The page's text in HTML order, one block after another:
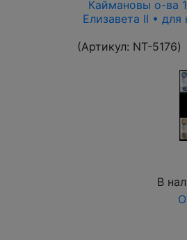
Каймановы о-ва
Елизавета II •
(Артикул: NT-5176)
В